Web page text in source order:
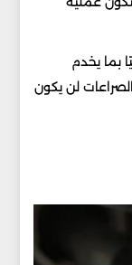
بما يخدم
لن يكون